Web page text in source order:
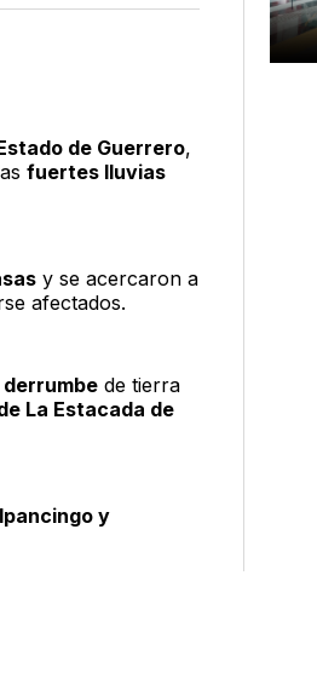
de Guerrero,
fuertes lluvias
y se acercaron a
afectados.
de tierra
La Estacada de
y